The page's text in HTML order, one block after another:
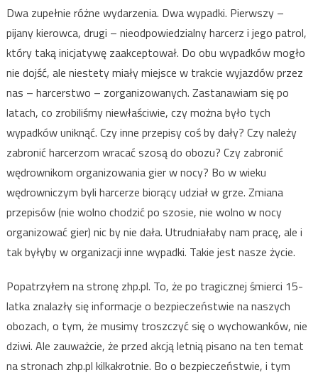
Dwa zupełnie różne wydarzenia. Dwa wypadki. Pierwszy –
pijany kierowca, drugi – nieodpowiedzialny harcerz i jego patrol,
który taką inicjatywę zaakceptował. Do obu wypadków mogło
nie dojść, ale niestety miały miejsce w trakcie wyjazdów przez
nas – harcerstwo – zorganizowanych. Zastanawiam się po
latach, co zrobiliśmy niewłaściwie, czy można było tych
wypadków uniknąć. Czy inne przepisy coś by dały? Czy należy
zabronić harcerzom wracać szosą do obozu? Czy zabronić
wędrownikom organizowania gier w nocy? Bo w wieku
wędrowniczym byli harcerze biorący udział w grze. Zmiana
przepisów (nie wolno chodzić po szosie, nie wolno w nocy
organizować gier) nic by nie dała. Utrudniałaby nam pracę, ale i
tak byłyby w organizacji inne wypadki. Takie jest nasze życie.
Popatrzyłem na stronę zhp.pl. To, że po tragicznej śmierci 15-
latka znalazły się informacje o bezpieczeństwie na naszych
obozach, o tym, że musimy troszczyć się o wychowanków, nie
dziwi. Ale zauważcie, że przed akcją letnią pisano na ten temat
na stronach zhp.pl kilkakrotnie. Bo o bezpieczeństwie, i tym